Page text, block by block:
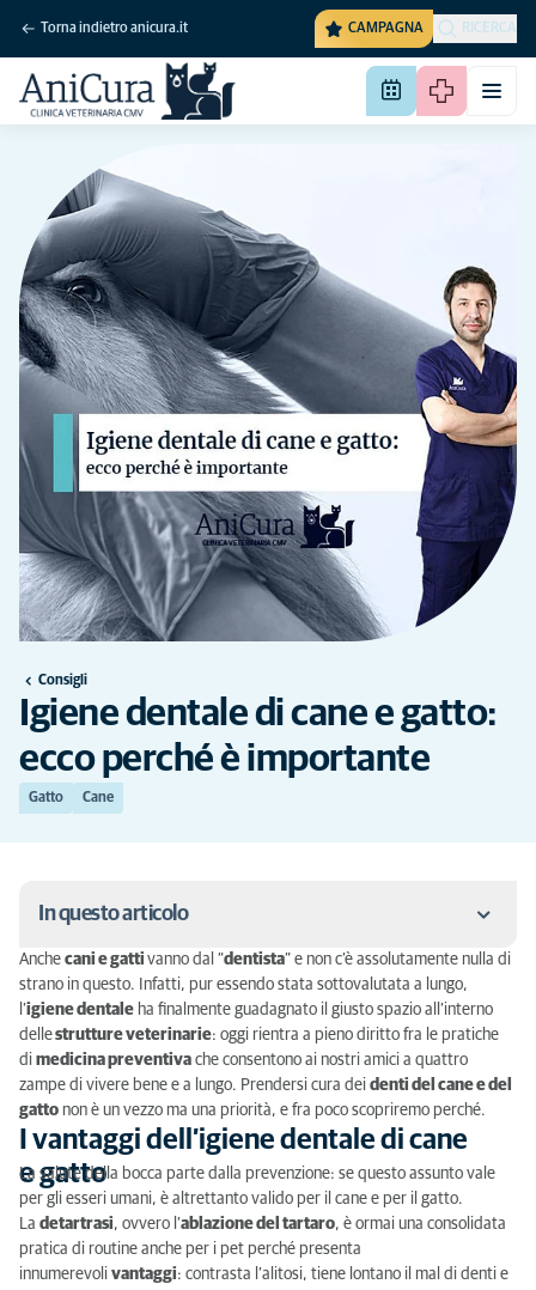
Torna indietro anicura.it CAMPAGNA RICERCA
Consigli
Igiene dentale di cane e gatto:
ecco perché è importante
Gatto Cane
In questo articolo
I vantaggi dell’igiene dentale di cane e gatto
Detartrasi di cane e gatto: quando farla?
Macchinari e strumenti per l’igiene dentale del cane
e del gatto
Anche cani e gatti vanno dal “dentista” e non c’è assolutamente nulla di
strano in questo. Infatti, pur essendo stata sottovalutata a lungo,
l’igiene dentale ha finalmente guadagnato il giusto spazio all’interno
dellestrutture veterinarie: oggi rientra a pieno diritto fra le pratiche
di medicina preventiva che consentono ai nostri amici a quattro
zampe di vivere bene e a lungo. Prendersi cura dei denti del cane e del
gatto non è un vezzo ma una priorità, e fra poco scopriremo perché.
I vantaggi dell’igiene dentale di cane
e gatto
La salute della bocca parte dalla prevenzione: se questo assunto vale
per gli esseri umani, è altrettanto valido per il cane e per il gatto.
La detartrasi, ovvero l’ablazione del tartaro, è ormai una consolidata
pratica di routine anche per i pet perché presenta
innumerevoli vantaggi: contrasta l’alitosi, tiene lontano il mal di denti e